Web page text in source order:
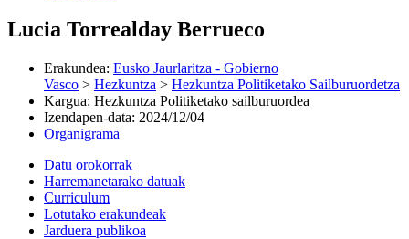
Lucia Torrealday Berrueco
Erakundea: Eusko Jaurlaritza - Gobierno
Vasco > Hezkuntza > Hezkuntza Politiketako Sailburuordetza
Kargua: Hezkuntza Politiketako sailburuordea
Izendapen-data: 2024/12/04
Organigrama
Datu orokorrak
Harremanetarako datuak
Curriculum
Lotutako erakundeak
Jarduera publikoa